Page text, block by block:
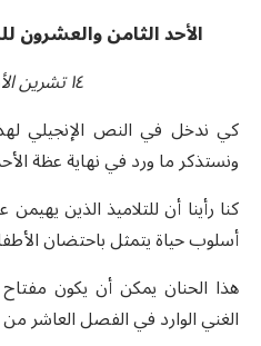
الأحد الثامن والعشرون
١٤ تشرين الأول ٢٠١٨
كي ندخل في النص الإنجيلي لهذا
ونستذكر ما ورد في نهاية عظة
كنا رأينا أن للتلاميذ الذين
أسلوب حياة يتمثل باحتضان
هذا الحنان يمكن أن يكون مفتاح
الغني الوارد في الفصل العاشر